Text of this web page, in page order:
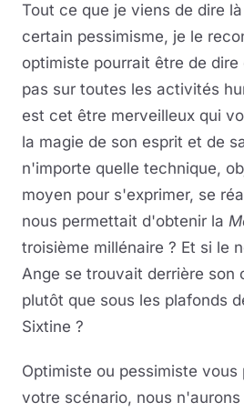
Tout ce que je viens de dire
certain pessimisme, je le
optimiste pourrait être de
pas sur toutes les activités
est cet être merveilleux qui
la magie de son esprit et de
n'importe quelle technique,
moyen pour s'exprimer, se
nous permettait d'obtenir la
troisième millénaire ? Et si le
Ange se trouvait derrière son
plutôt que sous les plafonds
Sixtine ?
Optimiste ou pessimiste vous
votre scénario, nous n'aurons